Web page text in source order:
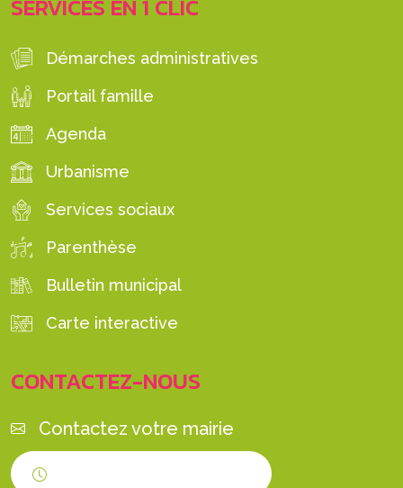
SERVICES EN 1 CLIC
Démarches administratives
Portail famille
Agenda
Urbanisme
Services sociaux
Parenthèse
Bulletin municipal
Carte interactive
CONTACTEZ-NOUS
Contactez votre mairie